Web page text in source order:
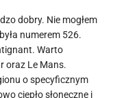
dobry. Nie mogłem
numerem 526.
Warto
oraz Le Mans.
o specyficznym
ciepło słoneczne i